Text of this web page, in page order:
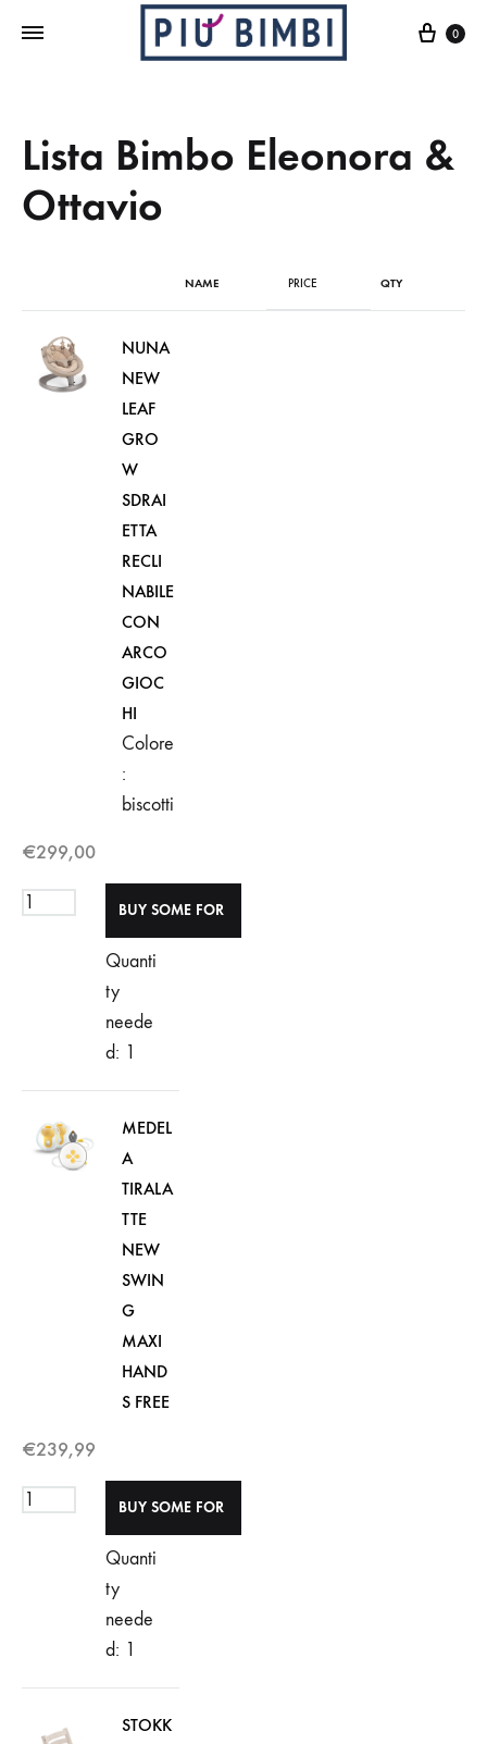
Cart
0
Lista Bimbo Eleonora &
Ottavio
NAME PRICE QTY
NUNA
NEW
LEAF
GRO
W
SDRAI
ETTA
RECLI
NABILE
CON
ARCO
GIOC
HI
Colore
:
biscotti
€299,00
Quanti
ty
neede
d: 1
MEDEL
A
TIRALA
TTE
NEW
SWIN
G
MAXI
HAND
S FREE
€239,99
Quanti
ty
neede
d: 1
STOKK